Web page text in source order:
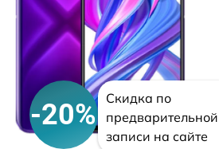
-20%
Скидка по
предварительной
записи на сайте